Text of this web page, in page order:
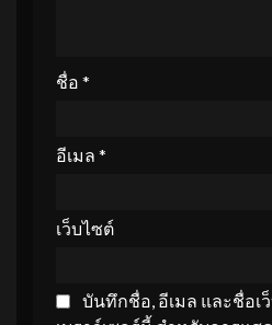
ชื่อ *
อีเมล *
เว็บไซต์
บันทึกชื่อ, อีเมล และชื่อ